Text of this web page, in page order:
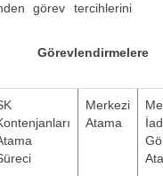
görev tercihlerini
Görevlendirmelere
Merkezi
Atama